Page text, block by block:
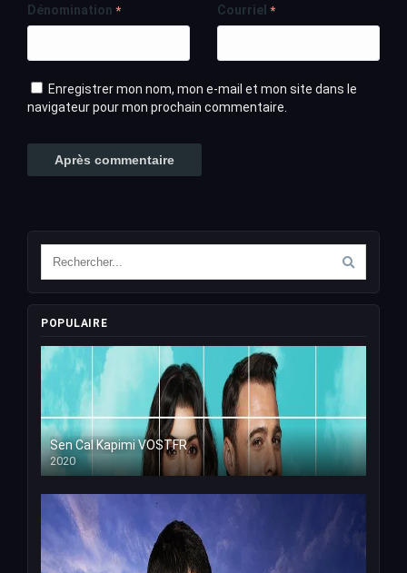
Dénomination * Courriel *
Enregistrer mon nom, mon e-mail et mon site dans le
navigateur pour mon prochain commentaire.
POPULAIRE
Sen Cal Kapimi VOSTFR
2020